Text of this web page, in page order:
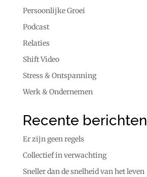
Persoonlijke Groei
Podcast
Relaties
Shift Video
Stress & Ontspanning
Werk & Ondernemen
Recente berichten
Er zijn geen regels
Collectief in verwachting
Sneller dan de snelheid van het leven